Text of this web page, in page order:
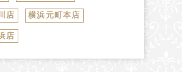
店 横浜元町本店
店